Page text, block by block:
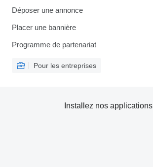
Déposer une annonce
Placer une bannière
Programme de partenariat
Pour les entreprises
Installez nos applications